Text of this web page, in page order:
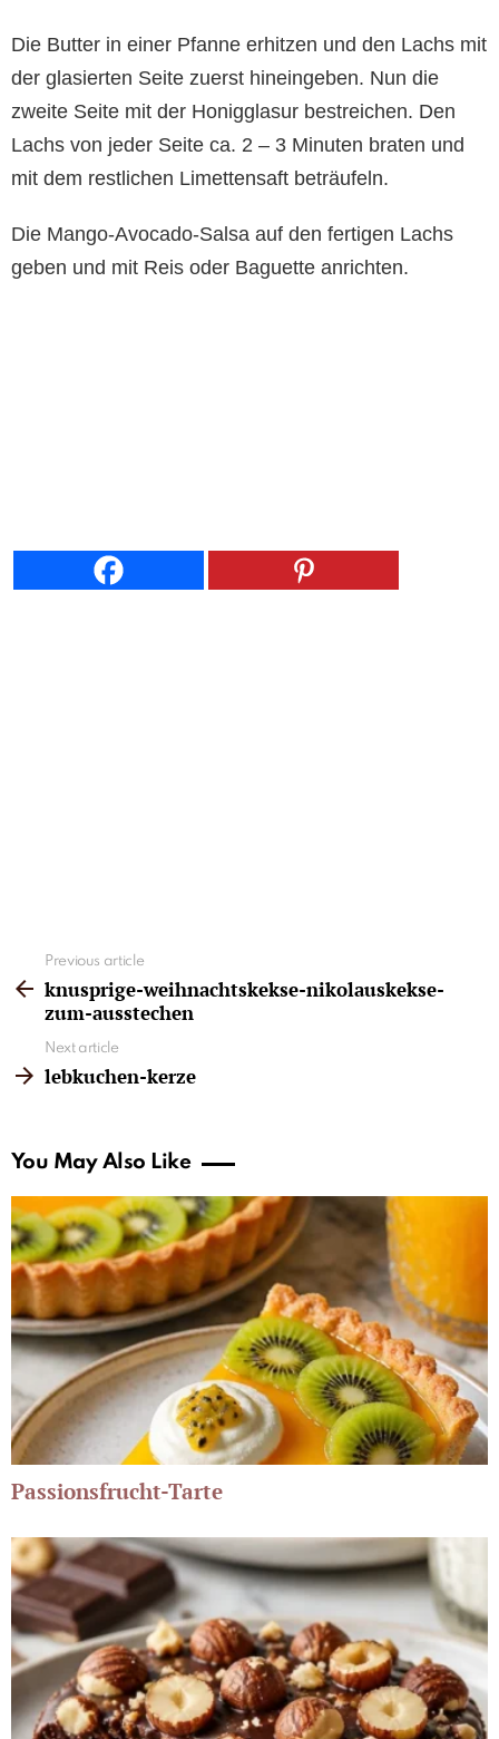
Die Butter in einer Pfanne erhitzen und den Lachs mit
der glasierten Seite zuerst hineingeben. Nun die
zweite Seite mit der Honigglasur bestreichen. Den
Lachs von jeder Seite ca. 2 – 3 Minuten braten und
mit dem restlichen Limettensaft beträufeln.
Die Mango-Avocado-Salsa auf den fertigen Lachs
geben und mit Reis oder Baguette anrichten.
more
Previous article
knusprige-weihnachtskekse-nikolauskekse-
zum-ausstechen
Next article
lebkuchen-kerze
You May Also Like
Passionsfrucht-Tarte